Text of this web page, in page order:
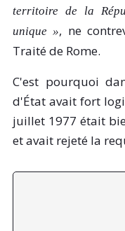
territoire de la
unique », ne
Traité de Rome.
C'est pourquoi
d'État avait fort
juillet 1977 était
et avait rejeté la